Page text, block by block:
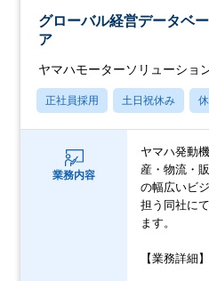
グローバル経営データベ
ア
ヤマハモーターソリューショ
正社員採用 土日祝休み
業務内容
ヤマハ発動
産・物流・
の幅広いビ
担う同社に
ます。
【業務詳細】